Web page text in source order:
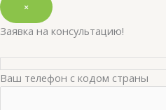
×
Заявка на консультацию!
Ваш телефон с кодом страны